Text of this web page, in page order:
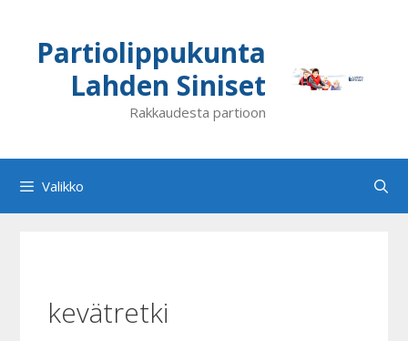
Partiolippukunta
Lahden Siniset
Rakkaudesta partioon
Valikko
kevätretki